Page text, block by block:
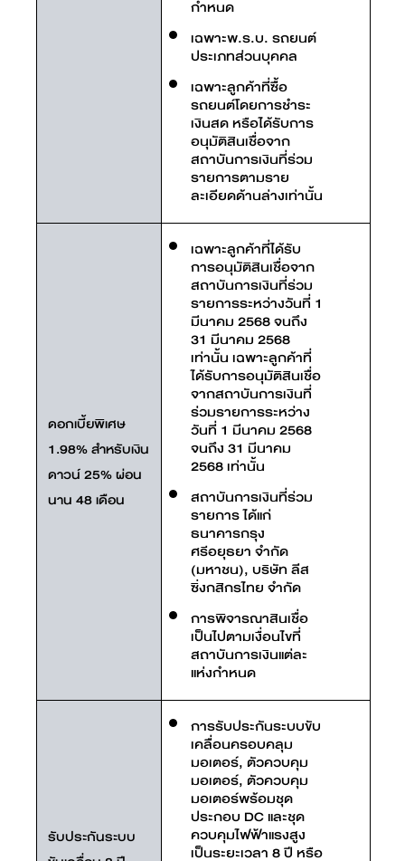
กำหนด
เฉพาะพ.ร.บ. รถยนต์
ประเภทส่วนบุคคล
เฉพาะลูกค้าที่ซื้อ
รถยนต์โดยการชำระ
เงินสด หรือได้รับการ
อนุมัติสินเชื่อจาก
สถาบันการเงินที่ร่วม
รายการตามราย
ละเอียดด้านล่างเท่านั้น
ดอกเบี้ยพิเศษ
1.98% สำหรับเงิน
ดาวน์ 25% ผ่อน
นาน 48 เดือน
เฉพาะลูกค้าที่ได้รับ
การอนุมัติสินเชื่อจาก
สถาบันการเงินที่ร่วม
รายการระหว่างวันที่ 1
มีนาคม 2568 จนถึง
31 มีนาคม 2568
เท่านั้น เฉพาะลูกค้าที่
ได้รับการอนุมัติสินเชื่อ
จากสถาบันการเงินที่
ร่วมรายการระหว่าง
วันที่ 1 มีนาคม 2568
จนถึง 31 มีนาคม
2568 เท่านั้น
สถาบันการเงินที่ร่วม
รายการ ได้แก่
ธนาคารกรุง
ศรีอยุธยา จำกัด
(มหาชน), บริษัท ลีส
ซิ่งกสิกรไทย จำกัด
การพิจารณาสินเชื่อ
เป็นไปตามเงื่อนไขที่
สถาบันการเงินแต่ละ
แห่งกำหนด
รับประกันระบบ
การรับประกันระบบขับ
เคลื่อนครอบคลุม
มอเตอร์, ตัวควบคุม
มอเตอร์, ตัวควบคุม
มอเตอร์พร้อมชุด
ประกอบ DC และชุด
ควบคุมไฟฟ้าแรงสูง
เป็นระยะเวลา 8 ปี หรือ